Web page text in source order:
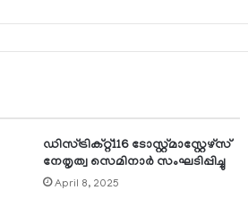
ഡിസ്ട്രിക്റ്റ്116 ടോസ്റ്റ്മാസ്റ്റേഴ്‌സ്
നേതൃത്വ സെമിനാര്‍ സംഘടിപ്പിച്ചു
April 8, 2025